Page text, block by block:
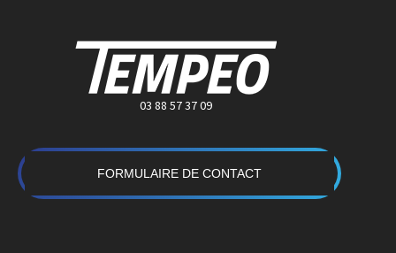
03 88 57 37 09
FORMULAIRE DE CONTACT